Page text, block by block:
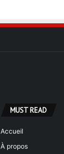
MUST READ
Accueil
À propos